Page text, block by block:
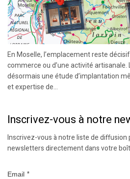
En Moselle, l’emplacement reste
commerce ou d’une activité artisanale.
désormais une étude d’implantation
et expertise de...
Inscrivez-vous à notre
Inscrivez-vous à notre liste de
newsletters directement dans votre
Email *